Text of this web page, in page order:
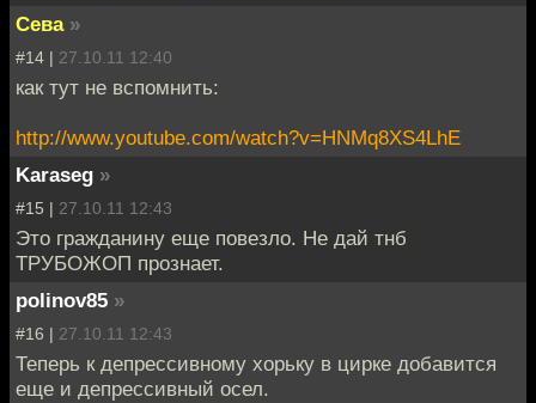
Сева »
#14 | 27.10.11 12:40
как тут не вспомнить:
http://www.youtube.com/watch?v=HNMq8XS4LhE
Karaseg »
#15 | 27.10.11 12:43
Это гражданину еще повезло. Не дай тнб
ТРУБОЖОП прознает.
polinov85 »
#16 | 27.10.11 12:43
Теперь к депрессивному хорьку в цирке добавится
еще и депрессивный осел.